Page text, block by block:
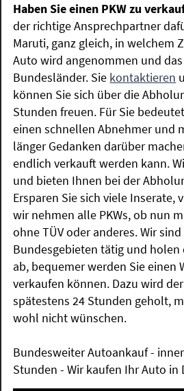
Haben Sie einen PKW zu
der richtige Ansprechpartner
Maruti, ganz gleich, in welchem
Auto wird angenommen und
Bundesländer. Sie kontaktieren
können Sie sich über die
Stunden freuen. Für Sie
einen schnellen Abnehmer und
länger Gedanken darüber
endlich verkauft werden kann.
und bieten Ihnen bei der
Ersparen Sie sich viele Inserate,
wir nehmen alle PKWs, ob nun
ohne TÜV oder anderes. Wir
Bundesgebieten tätig und holen
ab, bequemer werden Sie einen
verkaufen können. Dazu wird
spätestens 24 Stunden geholt,
wohl nicht wünschen.
Bundesweiter Autoankauf -
Stunden - Wir kaufen Ihr Auto in